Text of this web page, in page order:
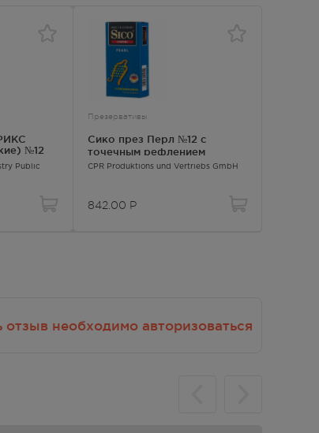
№12
Public
Презервативы
Сико през Перл №12 с
точечным рефлением
CPR Produktions und Vertriebs GmbH
842.00 Р
отзыв необходимо авторизоваться